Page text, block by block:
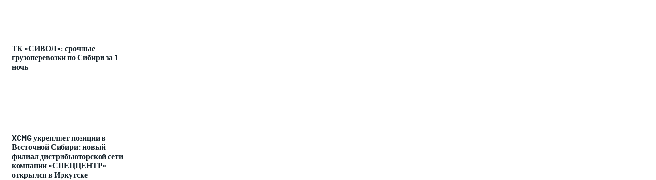
ТК «СИВОЛ»: срочные
грузоперевозки по Сибири за 1
ночь
XCMG укрепляет позиции в
Восточной Сибири: новый
филиал дистрибьюторской сети
компании «СПЕЦЦЕНТР»
открылся в Иркутске